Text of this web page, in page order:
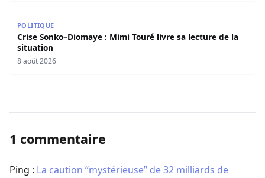
POLITIQUE
Crise Sonko–Diomaye : Mimi Touré livre sa lecture de la
situation
8 août 2026
1 commentaire
Ping : La caution “mystérieuse” de 32 milliards de